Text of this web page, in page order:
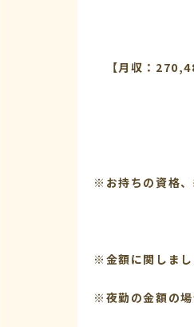
【月収：
※お持ちの資格
※金額に関しまし
※夜勤の金額の場